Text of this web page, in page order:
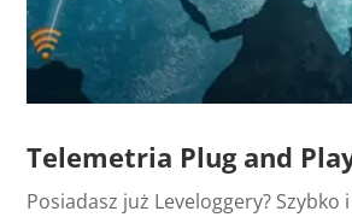
Telemetria Plug and
Posiadasz już Leveloggery? Szybko